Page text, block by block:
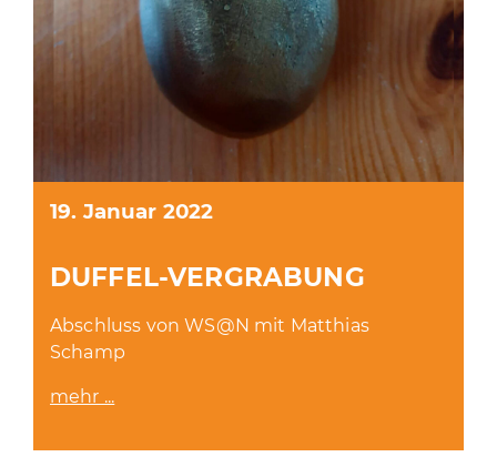
19. Januar 2022
DUFFEL-VERGRABUNG
Abschluss von WS@N mit Matthias
Schamp
mehr ...